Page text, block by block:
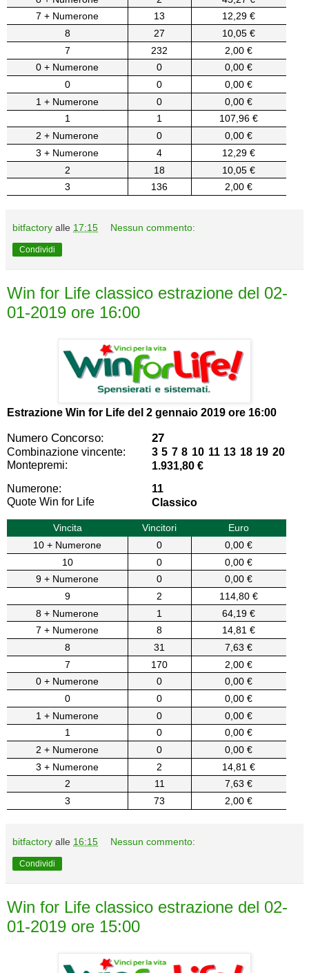
7 + Numerone
13
12,29 €
8
27
10,05 €
7
232
2,00 €
0 + Numerone
0
0,00 €
0
0
0,00 €
1 + Numerone
0
0,00 €
1
1
107,96 €
2 + Numerone
0
0,00 €
3 + Numerone
4
12,29 €
2
18
10,05 €
3
136 2,00 €
bitfactory alle 17:15 Nessun commento:
Condividi
Win for Life classico estrazione del 02-
01-2019 ore 16:00
Estrazione Win for Life del 2 gennaio 2019 ore 16:00
Numero Concorso: 27
Combinazione vincente:
3 5 7 8 10 11 13 18 19 20
Montepremi:
1.931,80 €
Numerone:
11
Quote Win for Life
Classico
Vincita Vincitori
Euro
10 + Numerone
0
0,00 €
10
0
0,00 €
9 + Numerone
0
0,00 €
9
2
114,80 €
8 + Numerone
1
64,19 €
7 + Numerone
8
14,81 €
8
31
7,63 €
7
170
2,00 €
0 + Numerone
0
0,00 €
0
0
0,00 €
1 + Numerone
0
0,00 €
1
0
0,00 €
2 + Numerone
0
0,00 €
3 + Numerone
2
14,81 €
2
11
7,63 €
3
73 2,00 €
bitfactory alle 16:15 Nessun commento:
Condividi
Win for Life classico estrazione del 02-
01-2019 ore 15:00